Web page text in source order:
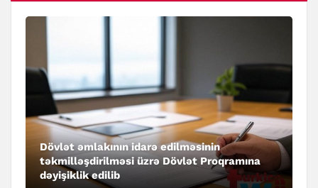
Dövlət əmlakının idarə edilməsinin
təkmilləşdirilməsi üzrə Dövlət Proqramına
dəyişiklik edilib